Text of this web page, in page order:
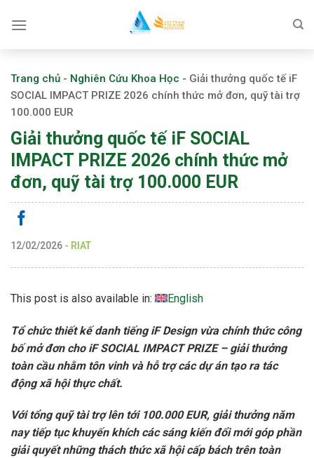
Trang chủ - Nghiên Cứu Khoa Học - Giải thưởng quốc tế iF
SOCIAL IMPACT PRIZE 2026 chính thức mở đơn, quỹ tài trợ
100.000 EUR
Giải thưởng quốc tế iF SOCIAL
IMPACT PRIZE 2026 chính thức mở
đơn, quỹ tài trợ 100.000 EUR
12/02/2026 - RIAT
This post is also available in: English
Tổ chức thiết kế danh tiếngiF Designvừa chính thức công
bố mở đơn cho iF SOCIAL IMPACT PRIZE– giải thưởng
toàn cầu nhằm tôn vinh và hỗ trợ các dự án tạo ra tác
động xã hội thực chất.
Với tổng quỹ tài trợ lên tới 100.000 EUR, giải thưởng năm
nay tiếp tục khuyến khích các sáng kiến đổi mới góp phần
giải quyết những thách thức xã hội cấp bách trên toàn